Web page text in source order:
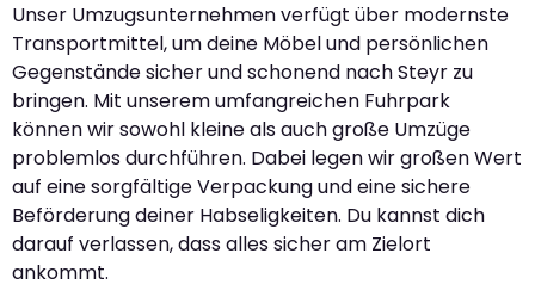
Unser Umzugsunternehmen verfügt über modernste
Transportmittel, um deine Möbel und persönlichen
Gegenstände sicher und schonend nach Steyr zu
bringen. Mit unserem umfangreichen Fuhrpark
können wir sowohl kleine als auch große Umzüge
problemlos durchführen. Dabei legen wir großen Wert
auf eine sorgfältige Verpackung und eine sichere
Beförderung deiner Habseligkeiten. Du kannst dich
darauf verlassen, dass alles sicher am Zielort
ankommt.